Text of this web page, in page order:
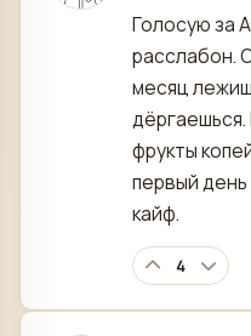
Голосую за
расслабон.
месяц
фрукты
первый
кайф.
4